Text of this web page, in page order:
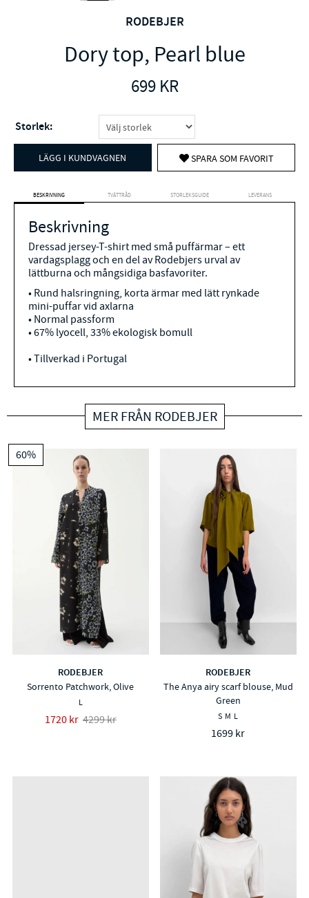
RODEBJER
Dory top, Pearl blue
699KR
Storlek:
LÄGG I KUNDVAGNEN SPARA SOM FAVORIT
BESKRIVNING TVÄTTRÅD STORLEKSGUIDE LEVERANS
Beskrivning
Dressad jersey-T-shirt med små puffärmar – ett
vardagsplagg och en del av Rodebjers urval av
lättburna och mångsidiga basfavoriter.
• Rund halsringning, korta ärmar med lätt rynkade
mini-puffar vid axlarna
• Normal passform
• 67% lyocell, 33% ekologisk bomull
• Tillverkad i Portugal
MER FRÅN RODEBJER
60%
RODEBJER
Sorrento Patchwork, Olive
L
1720 kr 4299 kr
RODEBJER
The Anya airy scarf blouse, Mud
Green
S M L
1699 kr